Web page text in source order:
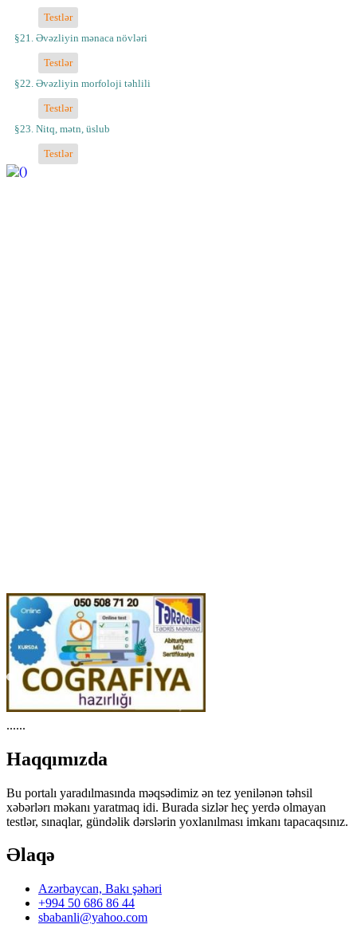
Testlər
§21. Əvəzliyin mənaca növləri
Testlər
§22. Əvəzliyin morfoloji təhlili
Testlər
§23. Nitq, mətn, üslub
Testlər
Xüsusi kampaniyalar, endirimlər, sınaqlar haqqında ən birinci
məlumat almaq üçün abunə olun (PULSUZDUR)
© 2026 Bütün hüquqlar qorunur.
testler_mundericat